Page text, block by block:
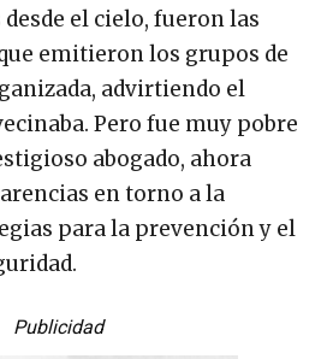
el cielo, fueron las
emitieron los grupos de
advirtiendo el
Pero fue muy pobre
abogado, ahora
en torno a la
para la prevención y el
Publicidad